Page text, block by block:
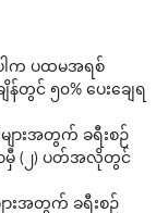
ါက ပထမအရစ်
န်တွင် ၅၀% ပေးချေရ
ျားအတွက် ခရီးစဉ်
ာမှီ (၂) ပတ်အလိုတွင်
ားအတွက် ခရီးစဉ်